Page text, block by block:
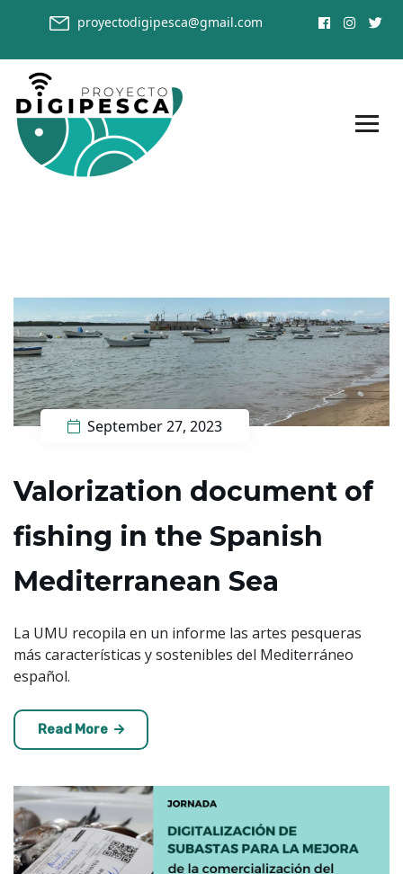
proyectodigipesca@gmail.com
September 27, 2023
Valorization document of
fishing in the Spanish
Mediterranean Sea
La UMU recopila en un informe las artes pesqueras
más características y sostenibles del Mediterráneo
español.
Read More